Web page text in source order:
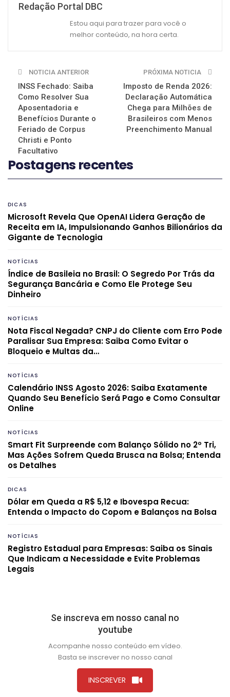
Redação Portal DBC
Estou aqui para trazer para você o
melhor conteúdo, na hora certa.
NOTICIA ANTERIOR
INSS Fechado: Saiba
Como Resolver Sua
Aposentadoria e
Benefícios Durante o
Feriado de Corpus
Christi e Ponto
Facultativo
PRÓXIMA NOTICIA
Imposto de Renda 2026:
Declaração Automática
Chega para Milhões de
Brasileiros com Menos
Preenchimento Manual
Postagens recentes
DICAS
Microsoft Revela Que OpenAI Lidera Geração de
Receita em IA, Impulsionando Ganhos Bilionários da
Gigante de Tecnologia
NOTÍCIAS
Índice de Basileia no Brasil: O Segredo Por Trás da
Segurança Bancária e Como Ele Protege Seu
Dinheiro
NOTÍCIAS
Nota Fiscal Negada? CNPJ do Cliente com Erro Pode
Paralisar Sua Empresa: Saiba Como Evitar o
Bloqueio e Multas da…
NOTÍCIAS
Calendário INSS Agosto 2026: Saiba Exatamente
Quando Seu Benefício Será Pago e Como Consultar
Online
NOTÍCIAS
Smart Fit Surpreende com Balanço Sólido no 2º Tri,
Mas Ações Sofrem Queda Brusca na Bolsa; Entenda
os Detalhes
DICAS
Dólar em Queda a R$ 5,12 e Ibovespa Recua:
Entenda o Impacto do Copom e Balanços na Bolsa
NOTÍCIAS
Registro Estadual para Empresas: Saiba os Sinais
Que Indicam a Necessidade e Evite Problemas
Legais
Se inscreva em nosso canal no
youtube
Acompanhe nosso conteúdo em vídeo.
Basta se inscrever no nosso canal
INSCREVER